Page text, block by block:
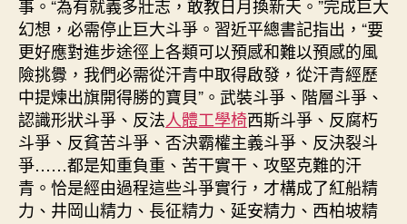
事。“為有就義多壯志，敢教日月換新天。”完成巨大
幻想，必需停止巨大斗爭。習近平總書記指出，“要
更好應對進步途徑上各類可以預感和難以預感的風
險挑釁，我們必需從汗青中取得啟發，從汗青經歷
中提煉出旗開得勝的寶貝”。武裝斗爭、階層斗爭、
認識形狀斗爭、反法人體工學椅西斯斗爭、反腐朽
斗爭、反貧苦斗爭、否決霸權主義斗爭、反決裂斗
爭……都是知重負重、苦干實干、攻堅克難的汗
青。恰是經由過程這些斗爭實行，才構成了紅船精
力、井岡山精力、長征精力、延安精力、西柏坡精